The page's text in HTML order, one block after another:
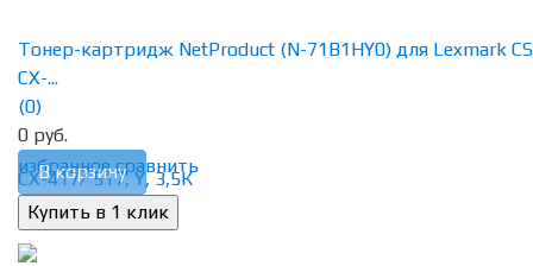
избранное сравнить
Тонер-картридж NetProduct (N-71B1HY0) для Lexmark
CX-...
(0)
0 руб.
В корзину